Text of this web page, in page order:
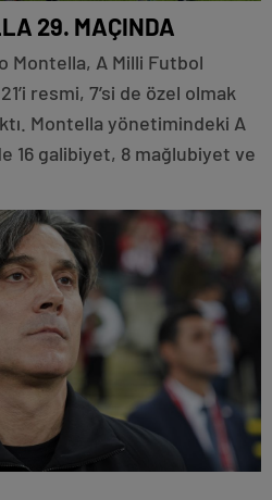
29. MAÇINDA
Montella, A Milli Futbol
resmi, 7’si de özel olmak
Montella yönetimindeki A
16 galibiyet, 8 mağlubiyet ve